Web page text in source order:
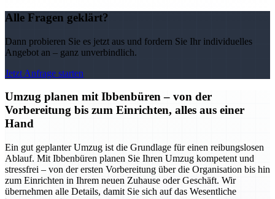
Alle Fragen geklärt?
Dann probieren Sie es jetzt aus und fordern Sie Ihr individuelles
Angebot an – ganz unverbindlich.
Jetzt Anfrage starten
Umzug planen mit Ibbenbüren – von der
Vorbereitung bis zum Einrichten, alles aus einer
Hand
Ein gut geplanter Umzug ist die Grundlage für einen reibungslosen
Ablauf. Mit Ibbenbüren planen Sie Ihren Umzug kompetent und
stressfrei – von der ersten Vorbereitung über die Organisation bis hin
zum Einrichten in Ihrem neuen Zuhause oder Geschäft. Wir
übernehmen alle Details, damit Sie sich auf das Wesentliche